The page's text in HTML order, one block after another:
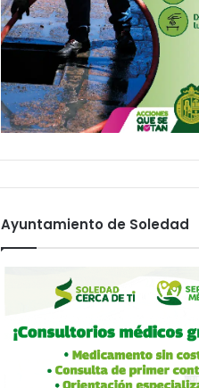
Ayuntamiento de Soledad